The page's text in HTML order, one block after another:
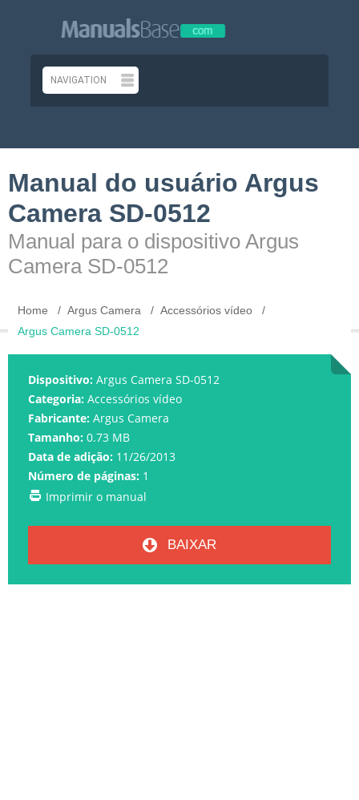
Manual do usuário Argus
Camera SD-0512
Manual para o dispositivo Argus
Camera SD-0512
Home Argus Camera
Accessórios vídeo
Argus Camera SD-0512
Dispositivo: Argus Camera SD-0512
Categoria: Accessórios vídeo
Fabricante: Argus Camera
Tamanho: 0.73 MB
Data de adição: 11/26/2013
Número de páginas: 1
Imprimir o manual
BAIXAR